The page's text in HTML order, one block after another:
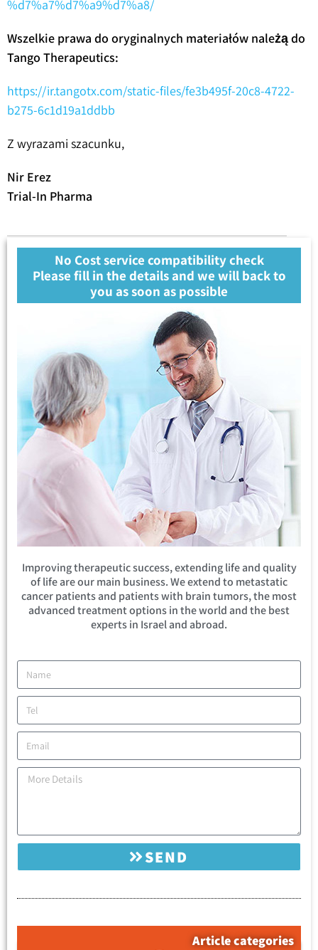
%d7%a7%d7%a9%d7%a8/
Wszelkie prawa do oryginalnych materiałów należą do
Tango Therapeutics:
https://ir.tangotx.com/static-files/fe3b495f-20c8-4722-
b275-6c1d19a1ddbb
Z wyrazami szacunku,
Nir Erez
Trial-In Pharma
No Cost service compatibility check
Please fill in the details and we will back to
you as soon as possible
Improving therapeutic success, extending life and quality
of life are our main business. We extend to metastatic
cancer patients and patients with brain tumors, the most
advanced treatment options in the world and the best
experts in Israel and abroad.
SEND
Article categories